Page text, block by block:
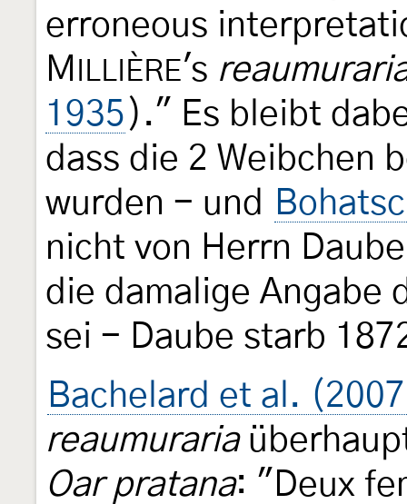
erroneous
M
ILLIÈRE's
1935 )." Es bleibt
dass die 2 Weibchen
wurden - und
nicht von Herrn
die damalige Angabe
sei - Daube starb
Bachelard et al.
reaumuraria
Oar pratana: "Deux